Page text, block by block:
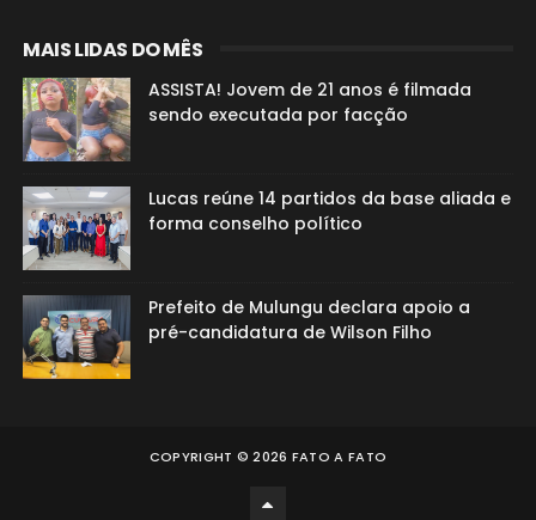
MAIS LIDAS DO MÊS
ASSISTA! Jovem de 21 anos é filmada
sendo executada por facção
Lucas reúne 14 partidos da base aliada e
forma conselho político
Prefeito de Mulungu declara apoio a
pré-candidatura de Wilson Filho
COPYRIGHT ©2026 FATO A FATO